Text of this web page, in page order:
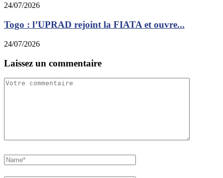
24/07/2026
Togo : l’UPRAD rejoint la FIATA et ouvre...
24/07/2026
Laissez un commentaire